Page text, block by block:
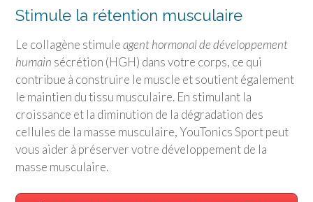
Stimule la rétention musculaire
Le collagène stimuleagent hormonal de développement
humain sécrétion (HGH) dans votre corps, ce qui
contribue à construire le muscle et soutient également
le maintien du tissu musculaire. En stimulant la
croissance et la diminution de la dégradation des
cellules de la masse musculaire, YouTonics Sportpeut
vous aider à préserver votre développement de la
masse musculaire.